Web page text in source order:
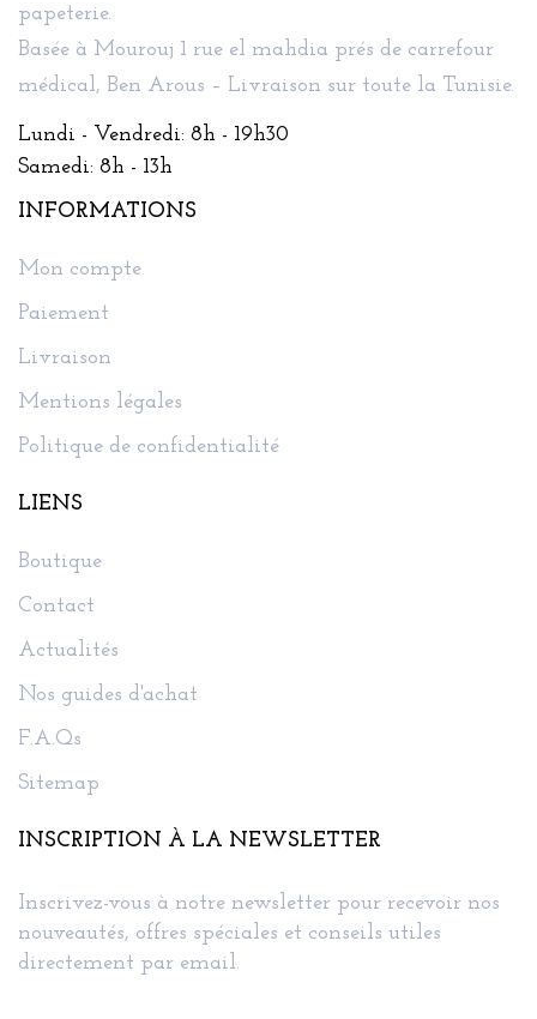
papeterie.
Basée à Mourouj 1 rue el mahdia prés de carrefour
médical, Ben Arous – Livraison sur toute la Tunisie.
Lundi - Vendredi: 8h - 19h30
Samedi: 8h - 13h
INFORMATIONS
Mon compte
Paiement
Livraison
Mentions légales
Politique de confidentialité
LIENS
Boutique
Contact
Actualités
Nos guides d'achat
F.A.Qs
Sitemap
INSCRIPTION À LA NEWSLETTER
Inscrivez-vous à notre newsletter pour recevoir nos
nouveautés, offres spéciales et conseils utiles
directement par email.